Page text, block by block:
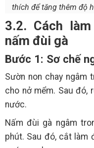
thích để tăng thêm độ
3.2. Cách
nấm đùi gà
Bước 1: Sơ chế
Sườn non chay ngâm
cho nở mểm. Sau
nước.
Nấm đùi gà ngâm
phút. Sau đó, cắt làm